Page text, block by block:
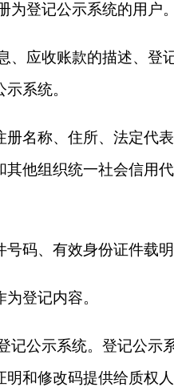
登记公示系统的用户。
、应收账款的描述、登
系统。
名称、住所、法定代
他组织统一社会信用
码、有效身份证件载明
登记内容。
记公示系统。登记公示
和修改码提供给质权人